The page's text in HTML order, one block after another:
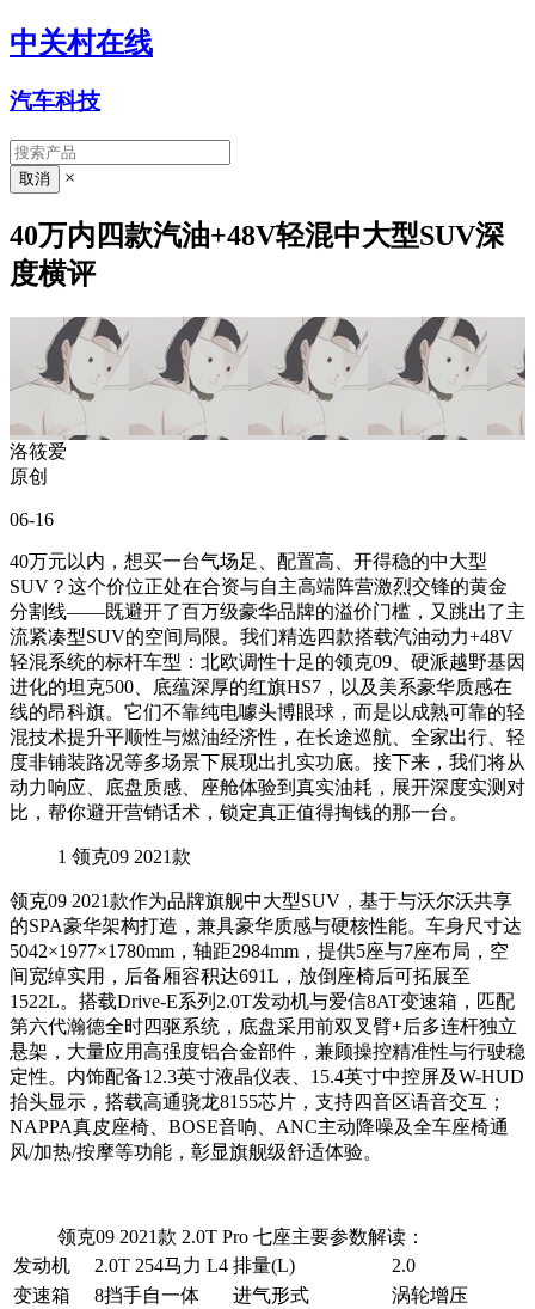
中关村在线
汽车科技
×
40万内四款汽油+48V轻混中大型SUV深
度横评
洛筱爱
原创
06-16
40万元以内，想买一台气场足、配置高、开得稳的中大型
SUV？这个价位正处在合资与自主高端阵营激烈交锋的黄金
分割线——既避开了百万级豪华品牌的溢价门槛，又跳出了主
流紧凑型SUV的空间局限。我们精选四款搭载汽油动力+48V
轻混系统的标杆车型：北欧调性十足的领克09、硬派越野基因
进化的坦克500、底蕴深厚的红旗HS7，以及美系豪华质感在
线的昂科旗。它们不靠纯电噱头博眼球，而是以成熟可靠的轻
混技术提升平顺性与燃油经济性，在长途巡航、全家出行、轻
度非铺装路况等多场景下展现出扎实功底。接下来，我们将从
动力响应、底盘质感、座舱体验到真实油耗，展开深度实测对
比，帮你避开营销话术，锁定真正值得掏钱的那一台。
1 领克09 2021款
领克09 2021款作为品牌旗舰中大型SUV，基于与沃尔沃共享
的SPA豪华架构打造，兼具豪华质感与硬核性能。车身尺寸达
5042×1977×1780mm，轴距2984mm，提供5座与7座布局，空
间宽绰实用，后备厢容积达691L，放倒座椅后可拓展至
1522L。搭载Drive-E系列2.0T发动机与爱信8AT变速箱，匹配
第六代瀚德全时四驱系统，底盘采用前双叉臂+后多连杆独立
悬架，大量应用高强度铝合金部件，兼顾操控精准性与行驶稳
定性。内饰配备12.3英寸液晶仪表、15.4英寸中控屏及W-HUD
抬头显示，搭载高通骁龙8155芯片，支持四音区语音交互；
NAPPA真皮座椅、BOSE音响、ANC主动降噪及全车座椅通
风/加热/按摩等功能，彰显旗舰级舒适体验。
领克09 2021款 2.0T Pro 七座主要参数解读：
发动机
2.0T 254马力 L4 排量(L)
2.0
变速箱
8挡手自一体 进气形式
涡轮增压